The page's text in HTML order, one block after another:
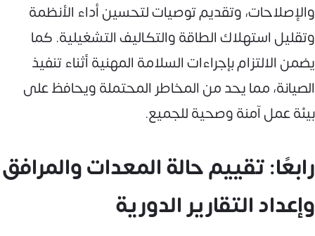
والإصلاحات، وتقديم توصيات لتحسين أداء الأنظمة
وتقليل استهلاك الطاقة والتكاليف التشغيلية. كما
يضمن الالتزام بإجراءات السلامة المهنية أثناء تنفيذ
الصيانة، مما يحد من المخاطر المحتملة ويحافظ على
بيئة عمل آمنة وصحية للجميع.
رابعًا: تقييم حالة المعدات والمرافق
وإعداد التقارير الدورية